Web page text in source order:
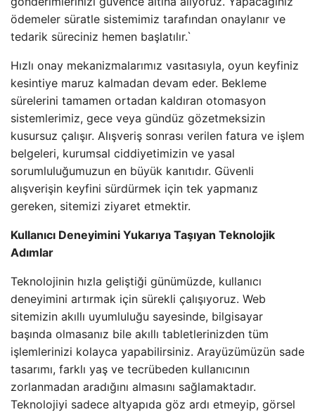
ödemeler süratle sistemimiz tarafından onaylanır ve
tedarik süreciniz hemen başlatılır.`
Hızlı onay mekanizmalarımız vasıtasıyla, oyun keyfiniz
kesintiye maruz kalmadan devam eder. Bekleme
sürelerini tamamen ortadan kaldıran otomasyon
sistemlerimiz, gece veya gündüz gözetmeksizin
kusursuz çalışır. Alışveriş sonrası verilen fatura ve işlem
belgeleri, kurumsal ciddiyetimizin ve yasal
sorumluluğumuzun en büyük kanıtıdır. Güvenli
alışverişin keyfini sürdürmek için tek yapmanız
gereken, sitemizi ziyaret etmektir.
Kullanıcı Deneyimini Yukarıya Taşıyan Teknolojik
Adımlar
Teknolojinin hızla geliştiği günümüzde, kullanıcı
deneyimini artırmak için sürekli çalışıyoruz. Web
sitemizin akıllı uyumluluğu sayesinde, bilgisayar
başında olmasanız bile akıllı tabletlerinizden tüm
işlemlerinizi kolayca yapabilirsiniz. Arayüzümüzün sade
tasarımı, farklı yaş ve tecrübeden kullanıcının
zorlanmadan aradığını almasını sağlamaktadır.
Teknolojiyi sadece altyapıda göz ardı etmeyip, görsel